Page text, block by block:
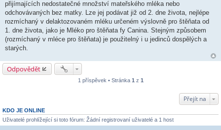
přijímajících nedostatečné množství mateřského mléka nebo
odchovávaných bez matky. Lze jej podávat již od 2. dne života, nejlépe
rozmíchaný v delaktozovaném mléku určeném výslovně pro štěňata od
1. dne života, jako je Mléko pro štěňata fy Canina. Stejným způsobem
(rozmíchaný v mléce pro štěňata) je použitelný i u jedinců dospělých a
starých.
Odpovědět
1 příspěvek • Stránka 1 z 1
Přejít na
KDO JE ONLINE
Uživatelé prohlížející si toto fórum: Žádní registrovaní uživatelé a 1 host